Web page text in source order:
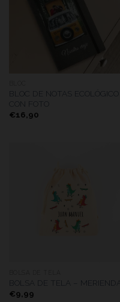
BLOC DE NOTAS ECOLÓGICO
CON FOTO
€16,90
BOLSA DE TELA – MERIENDA
€9,99